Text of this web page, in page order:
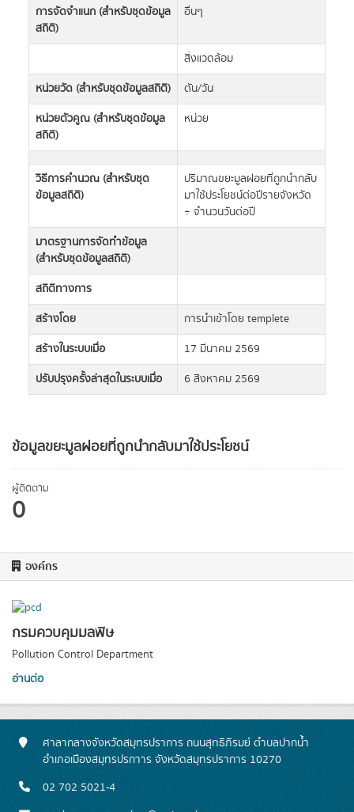
ข้อมูลขยะมูลฝอยที่ถูกนำกลับมาใช้ประโยชน์
ผู้ติดตาม
0
องค์กร
กรมควบคุมมลพิษ
Pollution Control Department
อ่านต่อ
การจัดจำแนก (สำหรับชุดข้อมูล
สถิติ)
อื่นๆ
สิ่งแวดล้อม
หน่วยวัด (สำหรับชุดข้อมูลสถิติ)
ตัน/วัน
หน่วยตัวคูณ (สำหรับชุดข้อมูล
สถิติ)
หน่วย
วิธีการคำนวณ (สำหรับชุด
ข้อมูลสถิติ)
ปริมาณขยะมูลฝอยที่ถูกนำกลับ
มาใช้ประโยชน์ต่อปีรายจังหวัด
÷ จำนวนวันต่อปี
มาตรฐานการจัดทำข้อมูล
(สำหรับชุดข้อมูลสถิติ)
สถิติทางการ
สร้างโดย
การนำเข้าโดย templete
สร้างในระบบเมื่อ
17 มีนาคม 2569
ปรับปรุงครั้งล่าสุดในระบบเมื่อ
6 สิงหาคม 2569
ศาลากลางจังหวัดสมุทรปราการ ถนนสุทธิภิรมย์ ตำบลปากน้ำ
อำเภอเมืองสมุทรปรกาาร จังหวัดสมุทรปราการ 10270
02 702 5021-4